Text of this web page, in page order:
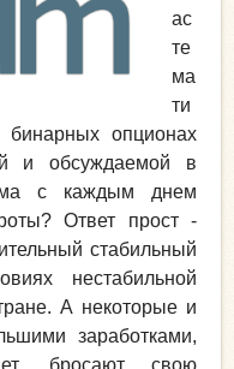
ас
те
ма
ти
опционах
и обсуждаемой в
с каждым днем
Ответ прост -
стабильный
нестабильной
А некоторые и
заработками,
бросают свою